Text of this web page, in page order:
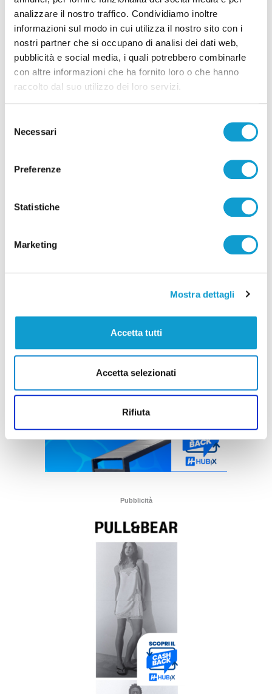
analizzare il nostro traffico. Condividiamo inoltre
informazioni sul modo in cui utilizza il nostro sito con i
nostri partner che si occupano di analisi dei dati web,
pubblicità e social media, i quali potrebbero combinarle
con altre informazioni che ha fornito loro o che hanno
raccolto dal suo utilizzo dei loro servizi.
delNecessari
Preferenze
Statistiche
Marketing
Mostra dettagli
Accetta tutti
Accetta selezionati
Rifiuta
Pubblicità